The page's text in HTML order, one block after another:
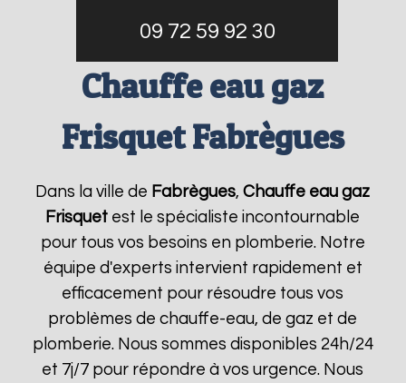
09 72 59 92 30
Chauffe eau gaz
Frisquet Fabrègues
Dans la ville de Fabrègues,Chauffe eau gaz
Frisquet est le spécialiste incontournable
pour tous vos besoins en plomberie. Notre
équipe d'experts intervient rapidement et
efficacement pour résoudre tous vos
problèmes de chauffe-eau, de gaz et de
plomberie. Nous sommes disponibles 24h/24
et 7j/7 pour répondre à vos urgence. Nous